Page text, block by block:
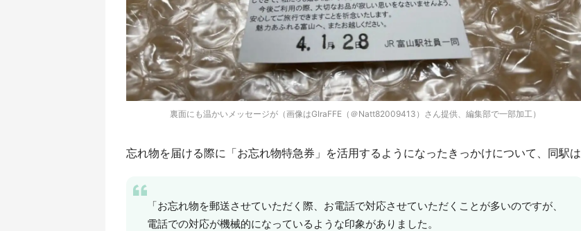
裏面にも温かいメッセージが（画像はGIraFFE（＠Natt82009413）さん提供、編集部で一部加工）
忘れ物を届ける際に「お忘れ物特急券」を活用するようになったきっかけについて、同駅は
「お忘れ物を郵送させていただく際、お電話で対応させていただくことが多いのですが、
電話での対応が機械的になっているような印象がありました。